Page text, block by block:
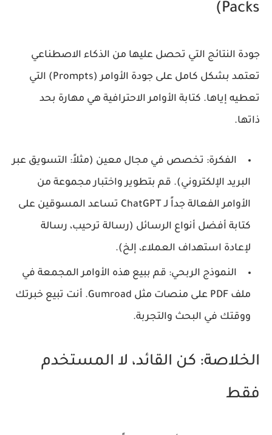
Packs)
جودة النتائج التي تحصل عليها من الذكاء الاصطناعي
تعتمد بشكل كامل على جودة الأوامر (Prompts) التي
تعطيه إياها. كتابة الأوامر الاحترافية هي مهارة بحد
ذاتها.
الفكرة: تخصص في مجال معين (مثلاً: التسويق عبر
البريد الإلكتروني). قم بتطوير واختبار مجموعة من
الأوامر الفعالة جداً لـ ChatGPT تساعد المسوقين على
كتابة أفضل أنواع الرسائل (رسالة ترحيب، رسالة
لإعادة استهداف العملاء، إلخ).
النموذج الربحي: قم ببيع هذه الأوامر المجمعة في
ملف PDF على منصات مثل Gumroad. أنت تبيع خبرتك
ووقتك في البحث والتجربة.
الخلاصة: كن القائد، لا المستخدم
فقط